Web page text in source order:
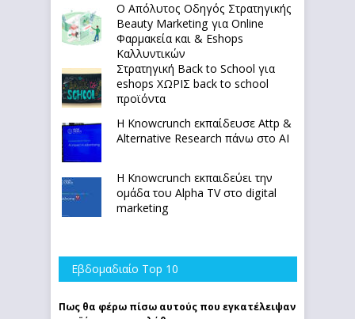
Ο Απόλυτoς Οδηγός Στρατηγικής
Beauty Marketing για Online
Φαρμακεία και & Eshops
Καλλυντικών
Στρατηγική Back to School για
eshops ΧΩΡΙΣ back to school
προϊόντα
Η Knowcrunch εκπαίδευσε Attp &
Alternative Research πάνω στο ΑΙ
Η Knowcrunch εκπαιδεύει την
ομάδα του Alpha TV στο digital
marketing
Εβδομαδιαίο Top 10
Πως θα φέρω πίσω αυτούς που εγκατέλειψαν